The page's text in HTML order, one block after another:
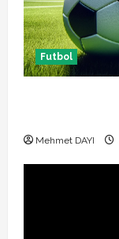
Futbol
Mehmet DAYI